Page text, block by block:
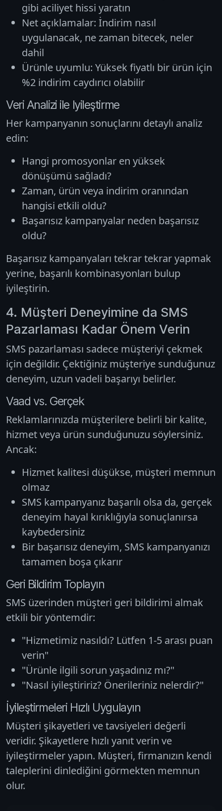
gibi aciliyet hissi yaratın
Net açıklamalar: İndirim nasıl
uygulanacak, ne zaman bitecek, neler
dahil
Ürünle uyumlu: Yüksek fiyatlı bir ürün için
%2 indirim caydırıcı olabilir
Veri Analizi ile Iyileştirme
Her kampanyanın sonuçlarını detaylı analiz
edin:
Hangi promosyonlar en yüksek
dönüşümü sağladı?
Zaman, ürün veya indirim oranından
hangisi etkili oldu?
Başarısız kampanyalar neden başarısız
oldu?
Başarısız kampanyaları tekrar tekrar yapmak
yerine, başarılı kombinasyonları bulup
iyileştirin.
4. Müşteri Deneyimine da SMS
Pazarlaması Kadar Önem Verin
SMS pazarlaması sadece müşteriyi çekmek
için değildir. Çektiğiniz müşteriye sunduğunuz
deneyim, uzun vadeli başarıyı belirler.
Vaad vs. Gerçek
Reklamlarınızda müşterilere belirli bir kalite,
hizmet veya ürün sunduğunuzu söylersiniz.
Ancak:
Hizmet kalitesi düşükse, müşteri memnun
olmaz
SMS kampanyanız başarılı olsa da, gerçek
deneyim hayal kırıklığıyla sonuçlanırsa
kaybedersiniz
Bir başarısız deneyim, SMS kampanyanızı
tamamen boşa çıkarır
Geri Bildirim Toplayın
SMS üzerinden müşteri geri bildirimi almak
etkili bir yöntemdir:
"Hizmetimiz nasıldı? Lütfen 1-5 arası puan
verin"
"Ürünle ilgili sorun yaşadınız mı?"
"Nasıl iyileştiririz? Önerileriniz nelerdir?"
İyileştirmeleri Hızlı Uygulayın
Müşteri şikayetleri ve tavsiyeleri değerli
veridir. Şikayetlere hızlı yanıt verin ve
iyileştirmeler yapın. Müşteri, firmanızın kendi
taleplerini dinlediğini görmekten memnun
olur.